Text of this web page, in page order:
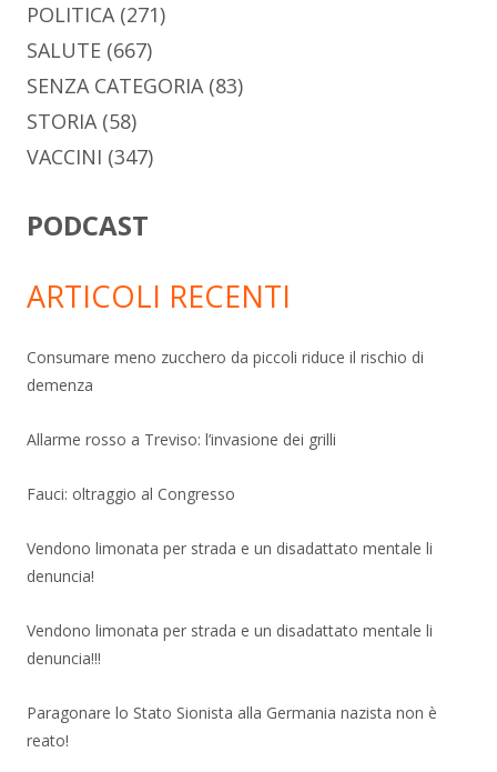
POLITICA(271)
SALUTE (667)
SENZA CATEGORIA(83)
STORIA(58)
VACCINI (347)
PODCAST
ARTICOLI RECENTI
Consumare meno zucchero da piccoli riduce il rischio di
demenza
Allarme rosso a Treviso: l’invasione dei grilli
Fauci: oltraggio al Congresso
Vendono limonata per strada e un disadattato mentale li
denuncia!
Vendono limonata per strada e un disadattato mentale li
denuncia!!!
Paragonare lo Stato Sionista alla Germania nazista non è
reato!